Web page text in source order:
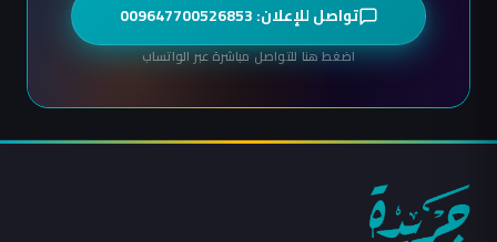
تواصل للإعلان: 009647700526853
اضغط هنا للتواصل مباشرة عبر الواتساب